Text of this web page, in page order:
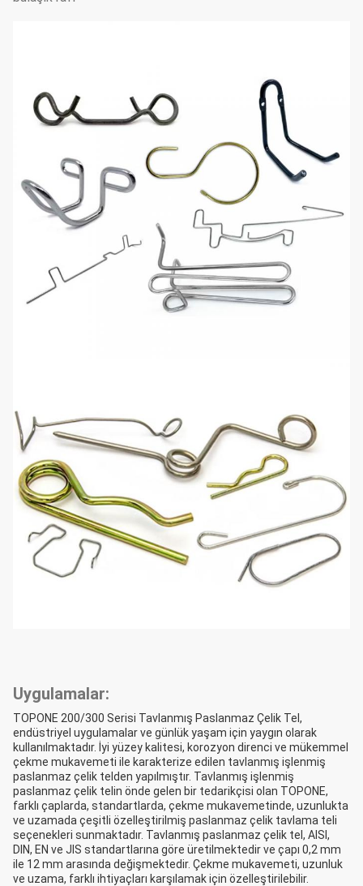
Uygulamalar:
TOPONE 200/300 Serisi Tavlanmış Paslanmaz Çelik Tel,
endüstriyel uygulamalar ve günlük yaşam için yaygın olarak
kullanılmaktadır. İyi yüzey kalitesi, korozyon direnci ve mükemmel
çekme mukavemeti ile karakterize edilen tavlanmış işlenmiş
paslanmaz çelik telden yapılmıştır. Tavlanmış işlenmiş
paslanmaz çelik telin önde gelen bir tedarikçisi olan TOPONE,
farklı çaplarda, standartlarda, çekme mukavemetinde, uzunlukta
ve uzamada çeşitli özelleştirilmiş paslanmaz çelik tavlama teli
seçenekleri sunmaktadır. Tavlanmış paslanmaz çelik tel, AISI,
DIN, EN ve JIS standartlarına göre üretilmektedir ve çapı 0,2 mm
ile 12 mm arasında değişmektedir. Çekme mukavemeti, uzunluk
ve uzama, farklı ihtiyaçları karşılamak için özelleştirilebilir.